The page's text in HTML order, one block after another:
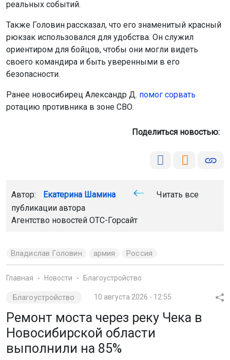
реальных событий.
Также Головин рассказал, что его знаменитый красный
рюкзак использовался для удобства. Он служил
ориентиром для бойцов, чтобы они могли видеть
своего командира и быть уверенными в его
безопасности.
Ранее новосибирец Александр Д. помог сорвать
ротацию противника в зоне СВО.
Поделиться новостью:
Автор: Екатерина Шамина
Читать все
публикации автора
Агентство новостей ОТС-Горсайт
Владислав Головин армия Россия
Главная Новости Благоустройство
Благоустройство 10 августа 2026 - 12:55
Ремонт моста через реку Чека в
Новосибирской области
выполнили на 85%